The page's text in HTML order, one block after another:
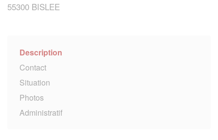
55300 BISLEE
Description
Contact
Situation
Photos
Administratif